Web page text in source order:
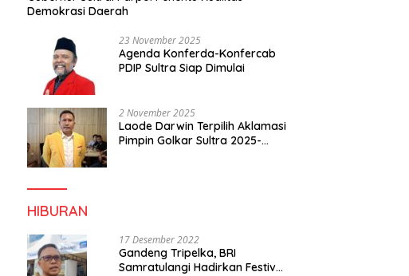
Demokrasi Daerah
23 November 2025
Agenda Konferda-Konfercab
PDIP Sultra Siap Dimulai
2 November 2025
Laode Darwin Terpilih Aklamasi
Pimpin Golkar Sultra 2025-
HIBURAN
17 Desember 2022
Gandeng Tripelka, BRI
Samratulangi Hadirkan Festival